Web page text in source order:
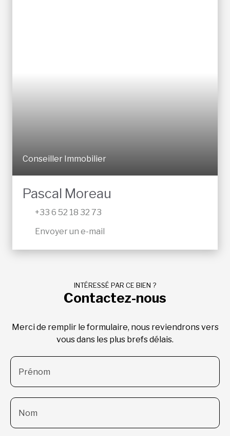
Conseiller Immobilier
Pascal Moreau
+33 6 52 18 32 73
Envoyer un e-mail
INTÉRESSÉ PAR CE BIEN ?
Contactez-nous
Merci de remplir le formulaire, nous reviendrons vers
vous dans les plus brefs délais.
Prénom
Nom